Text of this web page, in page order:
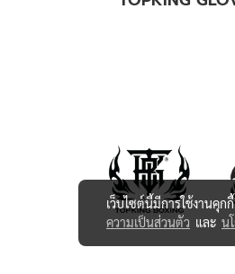
เว็บไซต์นี้มีการใช้งานคุ
ความเป็นส่วนตัว และ น